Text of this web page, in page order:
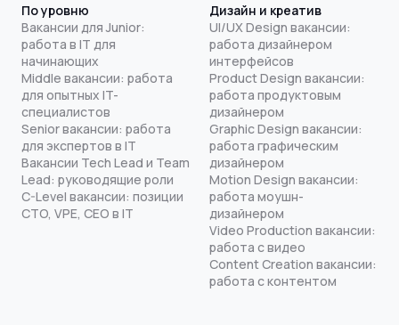
По уровню
Вакансии для Junior:
работа в IT для
начинающих
Middle вакансии: работа
для опытных IT-
специалистов
Senior вакансии: работа
для экспертов в IT
Вакансии Tech Lead и Team
Lead: руководящие роли
C-Level вакансии: позиции
CTO, VPE, CEO в IT
Дизайн и креатив
UI/UX Design вакансии:
работа дизайнером
интерфейсов
Product Design вакансии:
работа продуктовым
дизайнером
Graphic Design вакансии:
работа графическим
дизайнером
Motion Design вакансии:
работа моушн-
дизайнером
Video Production вакансии:
работа с видео
Content Creation вакансии:
работа с контентом